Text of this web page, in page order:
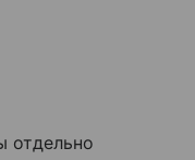
отдельно